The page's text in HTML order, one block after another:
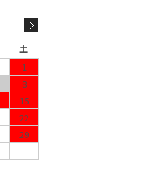
土
1
8
15
22
29